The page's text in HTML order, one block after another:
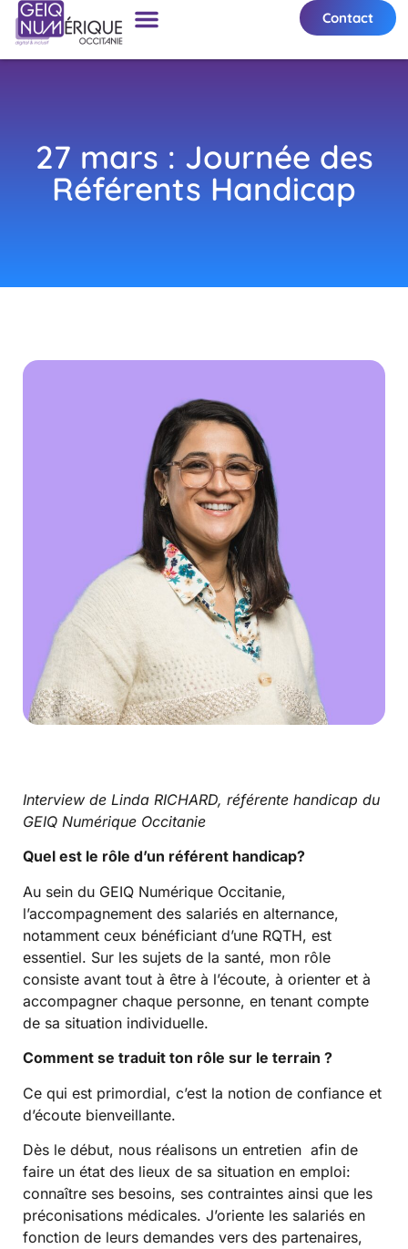
Contact
27 mars : Journée des
Référents Handicap
Interview de Linda RICHARD, référente handicap du
GEIQ Numérique Occitanie
Quel est le rôle d’un référent handicap?
Au sein du GEIQ Numérique Occitanie,
l’accompagnement des salariés en alternance,
notamment ceux bénéficiant d’une RQTH, est
essentiel. Sur les sujets de la santé, mon rôle
consiste avant tout à être à l’écoute, à orienter et à
accompagner chaque personne, en tenant compte
de sa situation individuelle.
Comment se traduit ton rôle sur le terrain ?
Ce qui est primordial, c’est la notion de confiance et
d’écoute bienveillante.
Dès le début, nous réalisons un entretien afin de
faire un état des lieux de sa situation en emploi:
connaître ses besoins, ses contraintes ainsi que les
préconisations médicales. J’oriente les salariés en
fonction de leurs demandes vers des partenaires,